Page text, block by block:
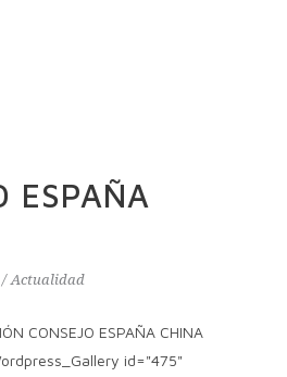
ESPAÑA
Actualidad
CONSEJO ESPAÑA CHINA
id="475"